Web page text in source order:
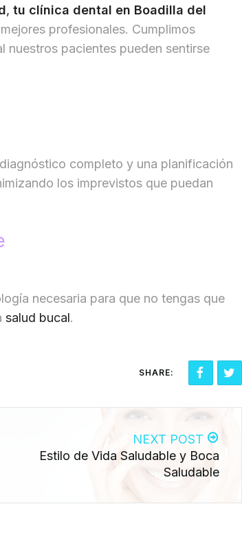
, tu clínica dental en Boadilla del
profesionales. Cumplimos
pacientes pueden sentirse
completo y una planificación
los imprevistos que puedan
necesaria para que no tengas que
salud bucal.
SHARE:
NEXT POST
Estilo de Vida Saludable y Boca
Saludable